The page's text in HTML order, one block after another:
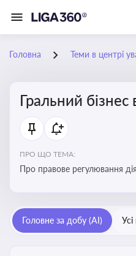
Головна Теми в центрі
Гральний бізнес
ПРО ЩО ТЕМА:
Про правове регулювання
реальні кейси
Головне за добу (AI) Усі